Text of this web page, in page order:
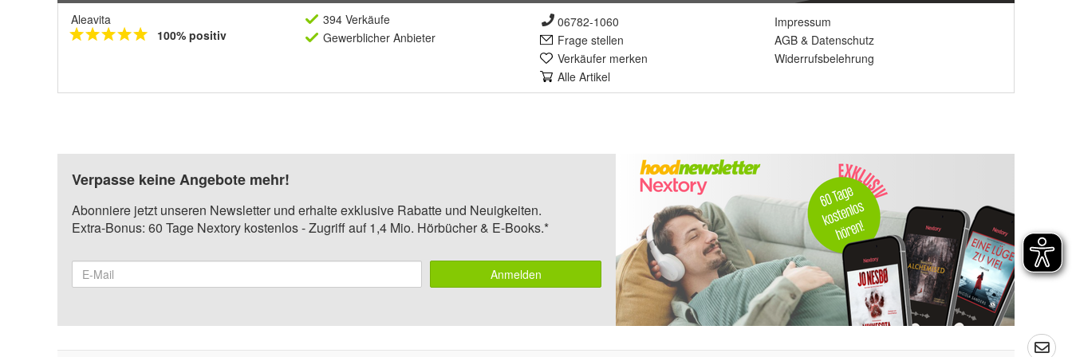
Aleavita
100% positiv
394 Verkäufe
Gewerblicher Anbieter
06782-1060
Frage stellen
Verkäufer merken
Alle Artikel
Impressum
AGB & Datenschutz
Widerrufsbelehrung
Verpasse keine Angebote mehr!
Abonniere jetzt unseren Newsletter und erhalte exklusive Rabatte und Neuigkeiten.
Extra-Bonus: 60 Tage Nextory kostenlos - Zugriff auf 1,4 Mio. Hörbücher & E-Books.*
Anmelden